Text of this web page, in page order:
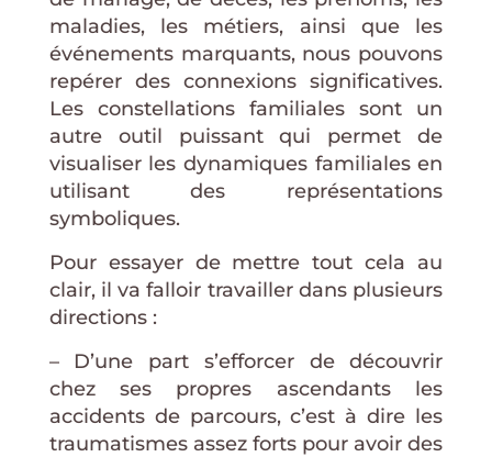
maladies, les métiers, ainsi que les
événements marquants, nous pouvons
repérer des connexions significatives.
Les constellations familiales sont un
autre outil puissant qui permet de
visualiser les dynamiques familiales en
utilisant des représentations
symboliques.
Pour essayer de mettre tout cela au
clair, il va falloir travailler dans plusieurs
directions :
– D’une part s’efforcer de découvrir
chez ses propres ascendants les
accidents de parcours, c’est à dire les
traumatismes assez forts pour avoir des